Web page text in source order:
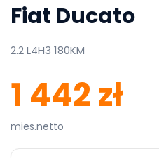
Fiat Ducato
2.2 L4H3 180KM
1 442 zł
mies.netto